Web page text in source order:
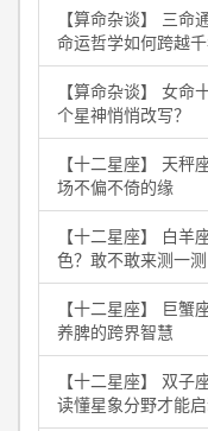
【算命杂谈】 三
命运哲学如何跨越
【算命杂谈】 女
个星神悄悄改写？
【十二星座】 天
场不偏不倚的缘
【十二星座】 白
色？敢不敢来测一测
【十二星座】 巨
养脾的跨界智慧
【十二星座】 双子
读懂星象分野才能